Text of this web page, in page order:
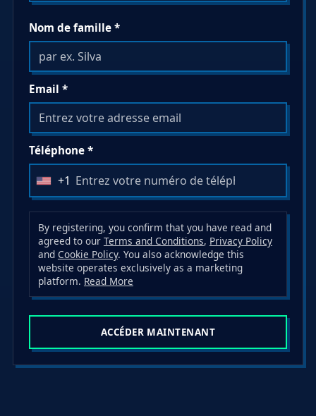
Nom de famille *
Email *
Téléphone *
U
n
i
t
e
d
S
t
t
+1
By registering, you confirm that you have read and
agreed to our Terms and Conditions, Privacy Policy
and Cookie Policy. You also acknowledge this
website operates exclusively as a marketing
platform. Read More
ACCÉDER MAINTENANT